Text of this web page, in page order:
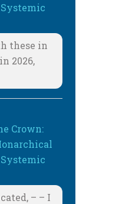
these in
2026,
Crown:
– – I